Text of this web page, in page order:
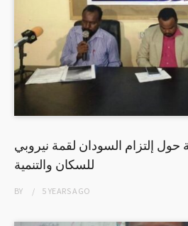
إلتزام السودان لقمة نيروبي
للسكان والتنمية
BY 5 YEARSAGO